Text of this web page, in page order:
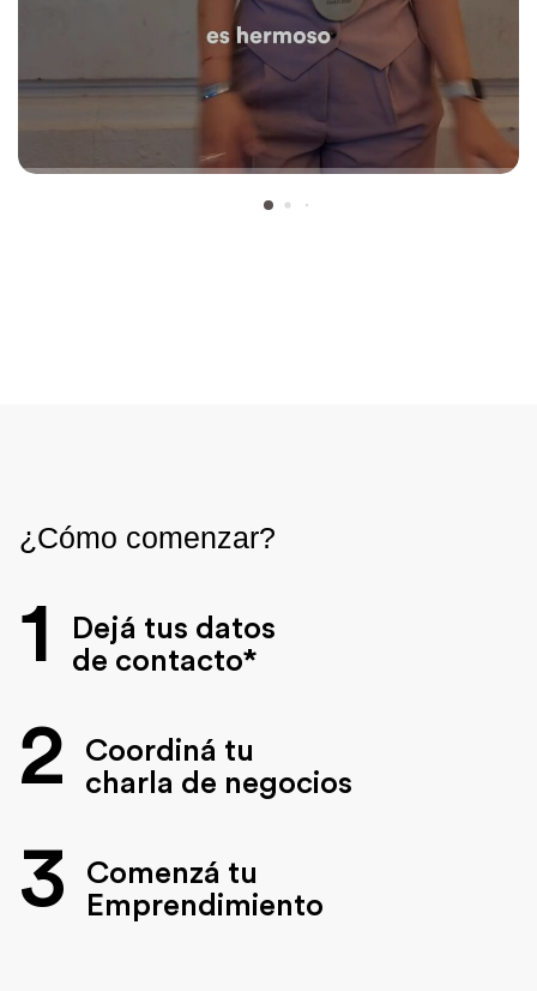
¿Cómo comenzar?
1
Dejá tus datos
de contacto*
2
Coordiná tu
charla de negocios
3
Comenzá tu
Emprendimiento